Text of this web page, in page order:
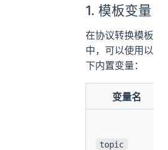
1. 模板变量
在协议转换模板
中，可以使用以
下内置变量：
变量名
topic